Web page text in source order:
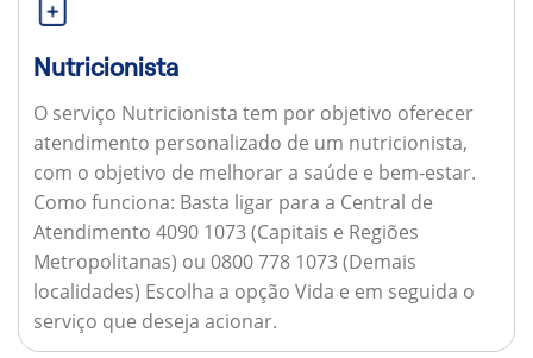
Nutricionista
O serviço Nutricionista tem por objetivo oferecer
atendimento personalizado de um nutricionista,
com o objetivo de melhorar a saúde e bem-estar.
Como funciona: Basta ligar para a Central de
Atendimento 4090 1073 (Capitais e Regiões
Metropolitanas) ou 0800 778 1073 (Demais
localidades) Escolha a opção Vida e em seguida o
serviço que deseja acionar.